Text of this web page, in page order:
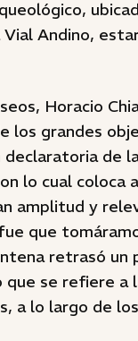
Andino,
Horacio
los grandes
de
lo cual coloca
amplitud y
que
retrasó un
se refiere a
a lo largo de